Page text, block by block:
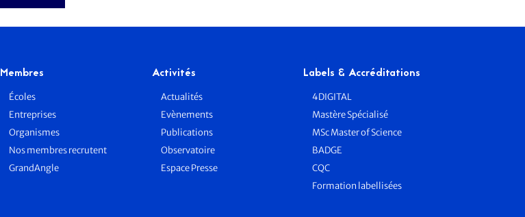
Membres
Écoles
Entreprises
Organismes
Nos membres recrutent
GrandAngle
Activités
Actualités
Evènements
Publications
Observatoire
Espace Presse
Labels & Accréditations
4DIGITAL
Mastère Spécialisé
MSc Master of Science
BADGE
CQC
Formation labellisées